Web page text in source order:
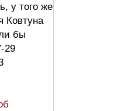
у того же
Ковтуна
бы
29